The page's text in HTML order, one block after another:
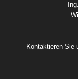
Kontaktieren Sie